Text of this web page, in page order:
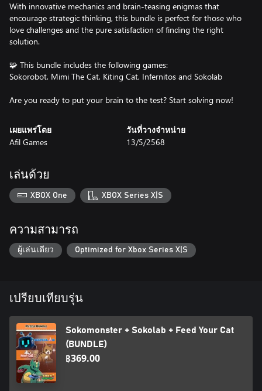
With innovative mechanics and brain-teasing enigmas that
encourage strategic thinking, this bundle is perfect for those who
love challenges and the pure satisfaction of finding the right
solution.
🧩 This bundle includes the following games:
Sokorobot, Mimi The Cat, Kiting Cat, Infernitos and Sokolab
Are you ready to put your brain to the test? Start solving now!
เผยแพร่โดย
Afil Games
วันที่วางจำหน่าย
13/5/2568
เล่นด้วย
XBOX One XBOX Series X|S
ความสามารถ
ผู้เล่นเดียว Optimized for Xbox Series X|S
เปรียบเทียบรุ่น
Sokomonster + Sokolab + Feed Your Cat
(BUNDLE)
฿369.00